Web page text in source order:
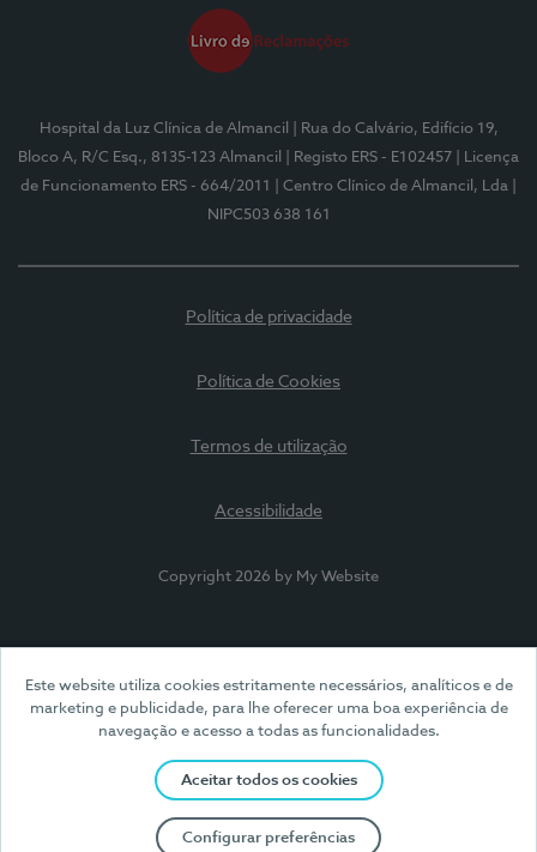
Este website utiliza cookies estritamente necessários, analíticos e de
marketing e publicidade, para lhe oferecer uma boa experiência de
navegação e acesso a todas as funcionalidades.
Aceitar todos os cookies
Configurar preferências
Hospital da Luz Clínica de Almancil
| Rua do Calvário, Edifício 19,
Bloco A, R/C Esq., 8135-123 Almancil
| Registo ERS - E102457
| Licença
de Funcionamento ERS - 664/2011
| Centro Clínico de Almancil, Lda
NIPC503 638 161
Política de privacidade
Política de Cookies
Termos de utilização
Acessibilidade
Copyright 2026 by My Website